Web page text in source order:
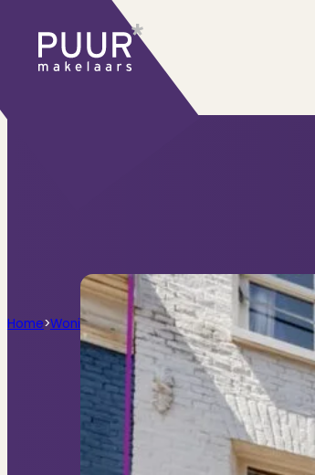
Diensten
VerkoopBegeleiding naar
AankoopSamen vinden wij
Taxatie Voldoe aan alle
Stille VerkoopVerkoop
Nieuwbouw verkopen
Verhuren Verhuur uw
Verhuur & Beheer
Home>Woningen> Schagchelstraat 4, Haarlem